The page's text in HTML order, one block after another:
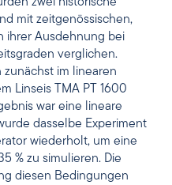
verwendet werden,
und viele mehr. In der
zwei historische
mit zeitgenössischen,
Ausdehnung bei
verglichen.
zunächst im linearen
Linseis TMA PT 1600
war eine lineare
dasselbe Experiment